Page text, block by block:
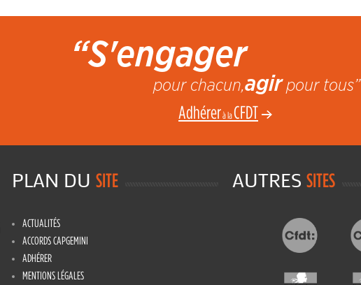
“S'engager
pour chacun,agirpour tous”
Adhérerà laCFDT
PLAN DU SITE
ACTUALITÉS
ACCORDS CAPGEMINI
ADHÉRER
MENTIONS LÉGALES
AUTRES SITES